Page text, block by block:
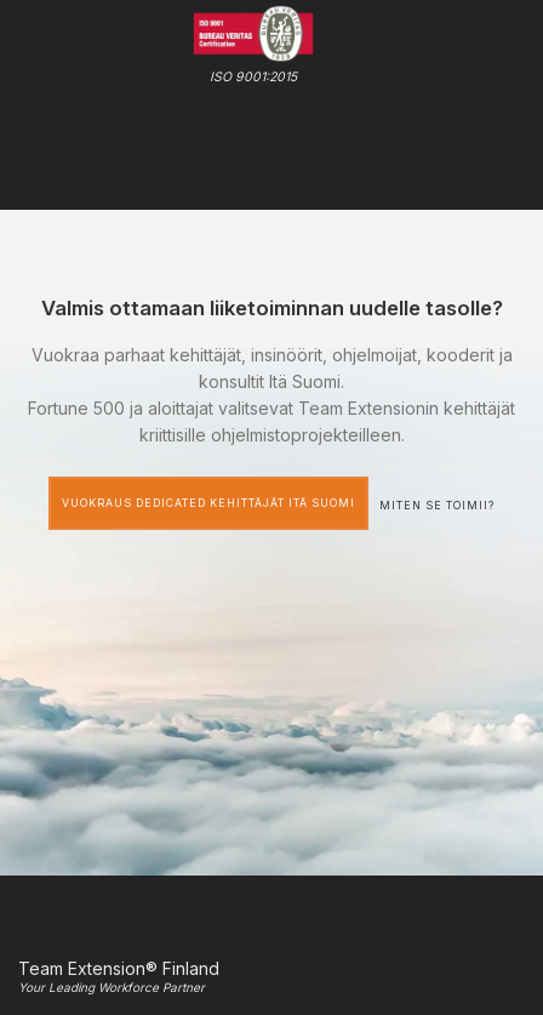
ISO 9001:2015
Valmis ottamaan liiketoiminnan uudelle tasolle?
Vuokraa parhaat kehittäjät, insinöörit, ohjelmoijat, kooderit ja
konsultit Itä Suomi.
Fortune 500 ja aloittajat valitsevat Team Extensionin kehittäjät
kriittisille ohjelmistoprojekteilleen.
VUOKRAUS DEDICATED KEHITTÄJÄT ITÄ SUOMI MITEN SE TOIMII?
Team Extension® Finland
Your Leading Workforce Partner